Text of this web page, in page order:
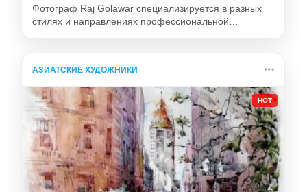
Фотограф Raj Golawar специализируется в разных
стилях и направлениях профессиональной…
АЗИАТСКИЕ ХУДОЖНИКИ
HOT